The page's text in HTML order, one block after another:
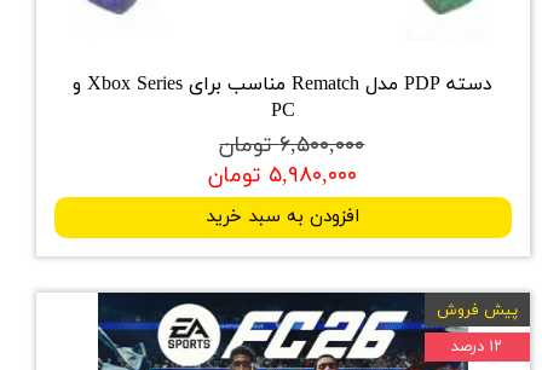
دسته PDP مدل Rematch مناسب برای Xbox Series و
PC
۶,۵۰۰,۰۰۰ تومان
۵,۹۸۰,۰۰۰ تومان
افزودن به سبد خرید
پیش فروش
۱۲ درصد